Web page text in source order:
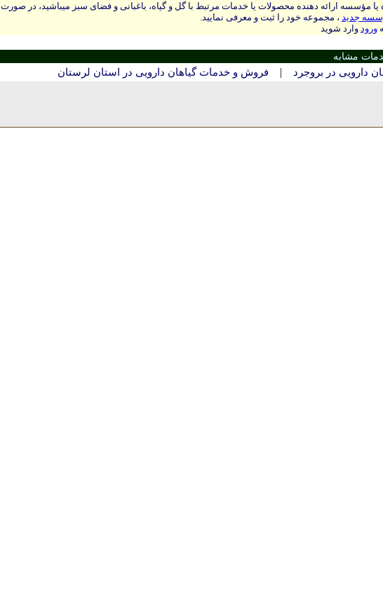
یا مؤسسه ارائه دهنده محصولات یا خدمات مرتبط با گل و گیاه، باغبانی و فضای سبز میباشید، در صورت
جدید ، مجموعه خود را ثبت و معرفی نمایید.
ورود وارد شوید
مشابه
دارویی در بروجرد | فروش و خدمات گیاهان دارویی در استان لرستان